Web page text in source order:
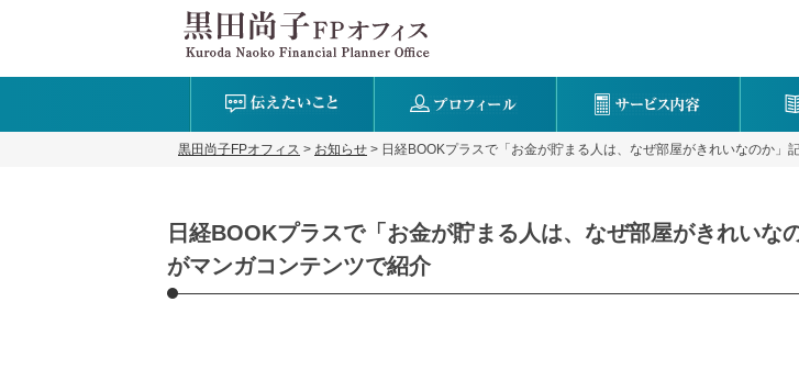
黒田尚子FPオフィス > お知らせ > 日経BOOKプラスで「お金が貯まる人は、なぜ部屋がきれいなのか」
日経BOOKプラスで「お金が貯まる人は、なぜ部屋がきれいな
がマンガコンテンツで紹介